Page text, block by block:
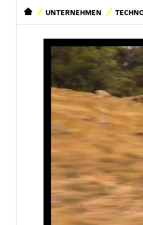
STARTSEITEUNTERNEHMEN